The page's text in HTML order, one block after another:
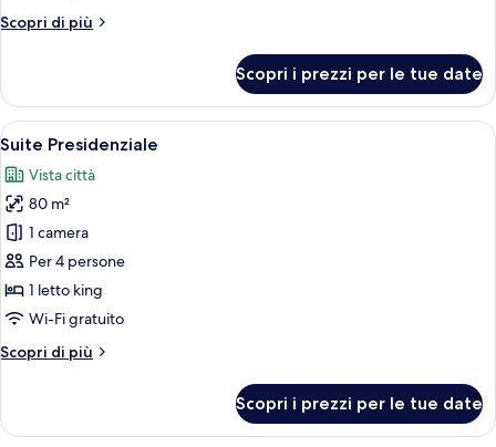
Scopri di più
Altri
Deluxe
Scopri i prezzi per le tue date
Apri
tutte
le
foto
per
Suite
Presidenziale
Un ampio soggiorno con un divano
21
Suite Presidenziale
Vista città
80 m²
1 camera
Per 4 persone
1 letto king
Wi-Fi gratuito
Scopri di più
Altri
Presidenziale
Scopri i prezzi per le tue date